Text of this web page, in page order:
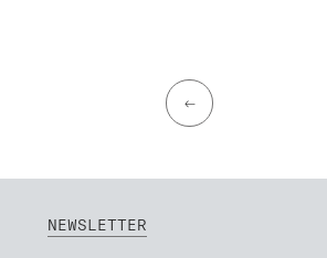
←
NEWSLETTER